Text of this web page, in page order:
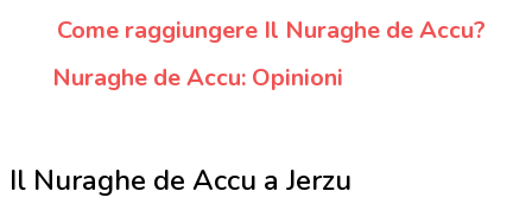
Come raggiungere Il Nuraghe de Accu?
Nuraghe de Accu: Opinioni
Il Nuraghe de Accu a Jerzu